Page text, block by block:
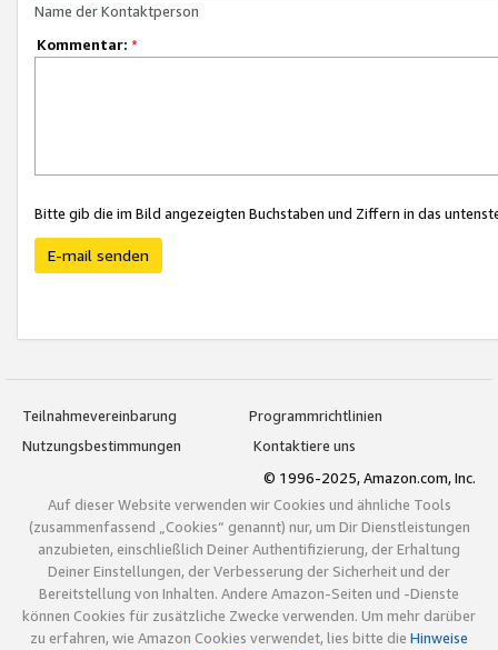
Name der Kontaktperson
Kommentar: *
Bitte gib die im Bild angezeigten Buchstaben und Ziffern in das
E-mail senden
Teilnahmevereinbarung
Programmrichtlinien
Nutzungsbestimmungen
Kontaktiere uns
© 1996-2025, Amazon.com, Inc.
Auf dieser Website verwenden wir Cookies und ähnliche Tools
(zusammenfassend „Cookies“ genannt) nur, um Dir Dienstleistungen
anzubieten, einschließlich Deiner Authentifizierung, der Erhaltung
Deiner Einstellungen, der Verbesserung der Sicherheit und der
Bereitstellung von Inhalten. Andere Amazon-Seiten und -Dienste
können Cookies für zusätzliche Zwecke verwenden. Um mehr darüber
zu erfahren, wie Amazon Cookies verwendet, lies bitte die Hinweise